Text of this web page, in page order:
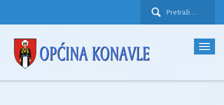
Pretraži: